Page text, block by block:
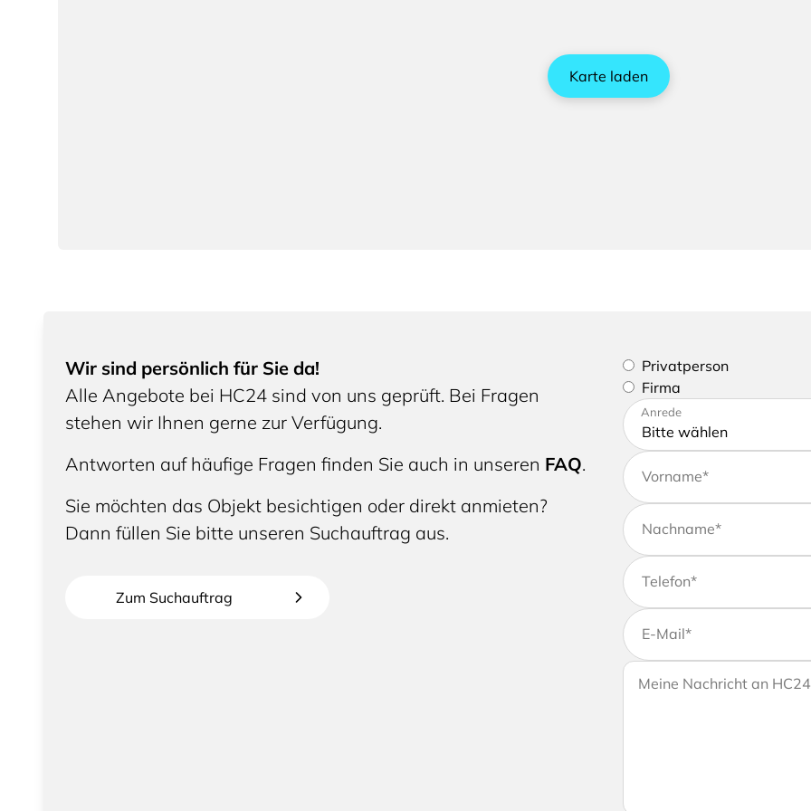
Karte laden
Wir sind persönlich für Sie da!
Alle Angebote bei HC24 sind von uns geprüft. Bei Fragen
stehen wir Ihnen gerne zur Verfügung.
Antworten auf häufige Fragen finden Sie auch in unseren FAQ.
Sie möchten das Objekt besichtigen oder direkt anmieten?
Dann füllen Sie bitte unseren Suchauftrag aus.
Zum Suchauftrag
Bitte geben Sie an, ob Sie
Privatperson
Firma
Bitte tragen Sie Ihre
Anrede
Vorname*
Nachname*
Telefon*
E-Mail*
Wenn Sie uns weitere
Ihrer Anfrage gerne eine
Ihre Nachricht an HC24